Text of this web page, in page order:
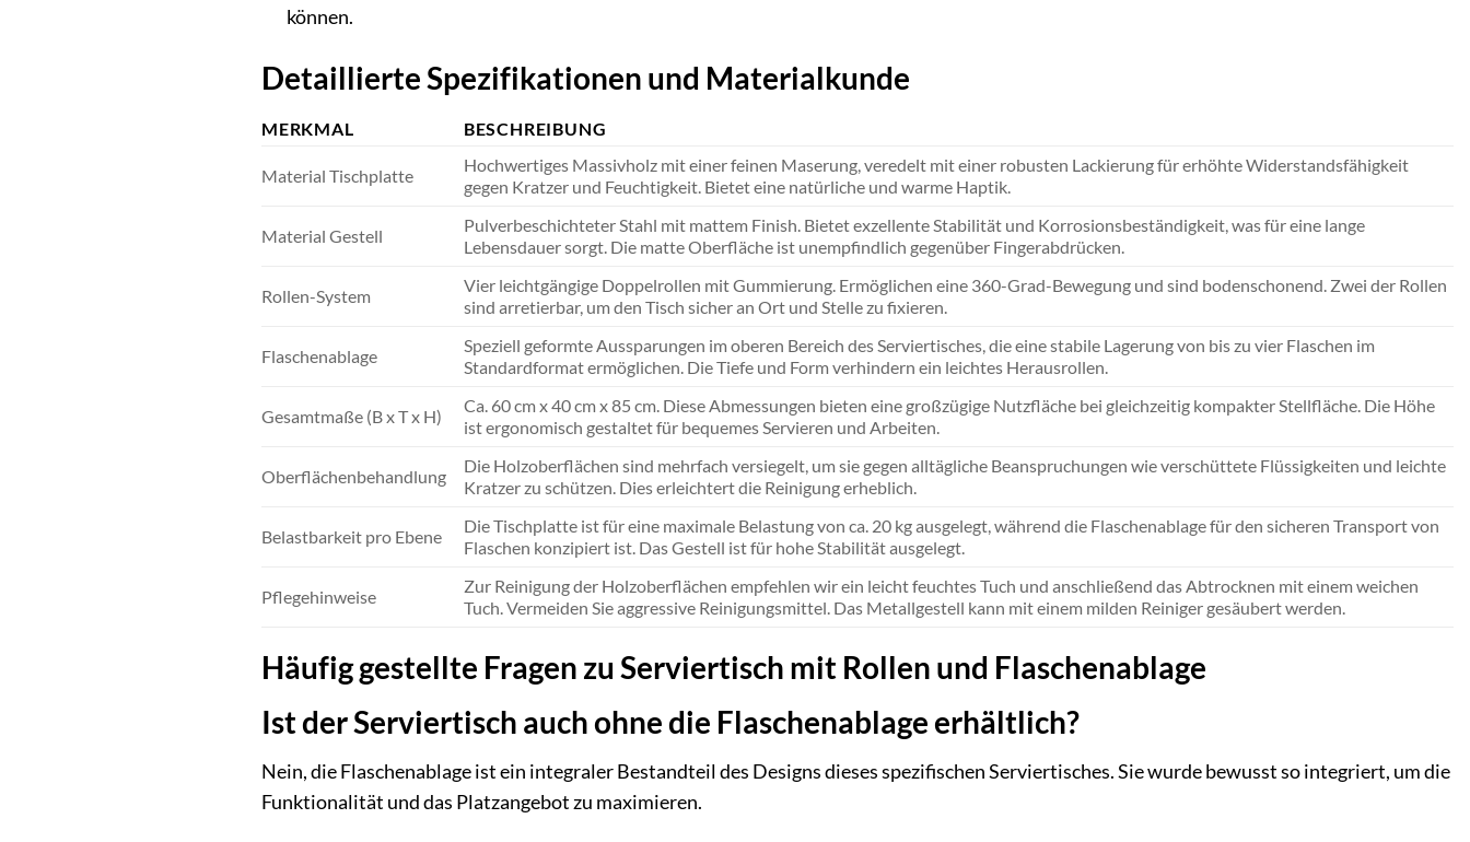
können.
Detaillierte Spezifikationen und Materialkunde
MERKMAL BESCHREIBUNG
Material Tischplatte
Hochwertiges Massivholz mit einer feinen Maserung, veredelt mit einer robusten Lackierung für erhöhte Widerstandsfähigkeit
gegen Kratzer und Feuchtigkeit. Bietet eine natürliche und warme Haptik.
Material Gestell
Pulverbeschichteter Stahl mit mattem Finish. Bietet exzellente Stabilität und Korrosionsbeständigkeit, was für eine lange
Lebensdauer sorgt. Die matte Oberfläche ist unempfindlich gegenüber Fingerabdrücken.
Rollen-System
Vier leichtgängige Doppelrollen mit Gummierung. Ermöglichen eine 360-Grad-Bewegung und sind bodenschonend. Zwei der Rollen
sind arretierbar, um den Tisch sicher an Ort und Stelle zu fixieren.
Flaschenablage
Speziell geformte Aussparungen im oberen Bereich des Serviertisches, die eine stabile Lagerung von bis zu vier Flaschen im
Standardformat ermöglichen. Die Tiefe und Form verhindern ein leichtes Herausrollen.
Gesamtmaße (B x T x H)
Ca. 60 cm x 40 cm x 85 cm. Diese Abmessungen bieten eine großzügige Nutzfläche bei gleichzeitig kompakter Stellfläche. Die Höhe
ist ergonomisch gestaltet für bequemes Servieren und Arbeiten.
Oberflächenbehandlung
Die Holzoberflächen sind mehrfach versiegelt, um sie gegen alltägliche Beanspruchungen wie verschüttete Flüssigkeiten und leichte
Kratzer zu schützen. Dies erleichtert die Reinigung erheblich.
Belastbarkeit pro Ebene
Die Tischplatte ist für eine maximale Belastung von ca. 20 kg ausgelegt, während die Flaschenablage für den sicheren Transport von
Flaschen konzipiert ist. Das Gestell ist für hohe Stabilität ausgelegt.
Pflegehinweise
Zur Reinigung der Holzoberflächen empfehlen wir ein leicht feuchtes Tuch und anschließend das Abtrocknen mit einem weichen
Tuch. Vermeiden Sie aggressive Reinigungsmittel. Das Metallgestell kann mit einem milden Reiniger gesäubert werden.
Häufig gestellte Fragen zu Serviertisch mit Rollen und Flaschenablage
Ist der Serviertisch auch ohne die Flaschenablage erhältlich?
Nein, die Flaschenablage ist ein integraler Bestandteil des Designs dieses spezifischen Serviertisches. Sie wurde bewusst so integriert, um die
Funktionalität und das Platzangebot zu maximieren.